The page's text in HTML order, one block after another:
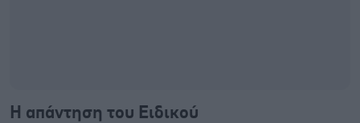
Η απάντηση του Ειδικού